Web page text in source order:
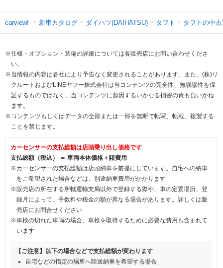
carview! 新車カタログ ダイハツ(DAIHATSU) タフト タフトの中
※仕様・オプション・装備の詳細については各販売店にお問い合わせくださ
い。
※当情報の内容は各社により予告なく変更されることがあります。また、(株)リ
クルートおよびLINEヤフー株式会社は当コンテンツの完全性、無誤謬性を保
証するものではなく、当コンテンツに起因するいかなる損害の責も負いかね
ます。
※コンテンツもしくはデータの全部または一部を無断で転写、転載、複製する
ことを禁じます。
カーセンサーの支払総額は店頭乗り出し価格です
支払総額（税込） ＝ 車両本体価格＋諸費用
※カーセンサーの支払総額は店頭納車を前提にしています。自宅への納車
をご希望された場合などは、別途納車費用がかかります
※販売店の所在する所轄運輸支局以外で登録する際や、車の定置場所、登
録月によって、手数料や税金の額が異なる場合があります。詳しくは販
売店にお問合せください
※車検の切れた車両の場合、車検を取得するために必要な費用も含まれて
います
【ご注意】以下の場合などで支払総額が変わります
自宅などの指定の場所へ陸送納車を希望する場合